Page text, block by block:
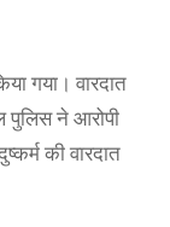
गया। वारदात
पुलिस ने आरोपी
की वारदात